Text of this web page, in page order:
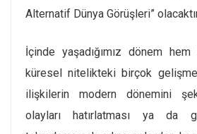
Alternatif Dünya Görüşleri”
İçinde yaşadığımız dönem
küresel nitelikteki birçok
ilişkilerin modern dönemini
olayları hatırlatması ya da